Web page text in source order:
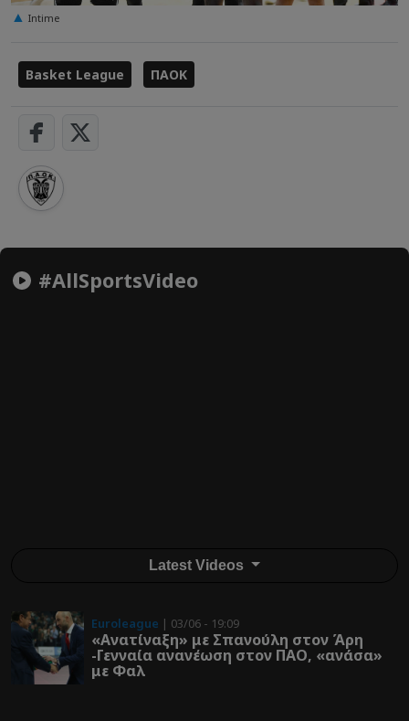
Intime
Basket League ΠΑΟΚ
#AllSportsVideo
Latest Videos
Euroleague | 03/06 - 19:09
«Ανατίναξη» με Σπανούλη στον Άρη
-Γενναία ανανέωση στον ΠΑΟ, «ανάσα»
με Φαλ